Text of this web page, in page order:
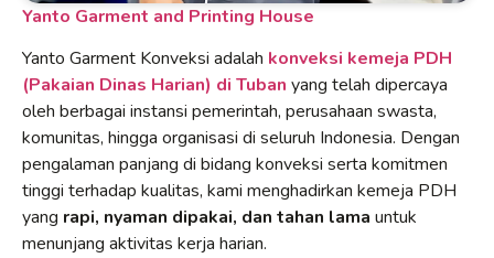
Yanto Garment and Printing House
Yanto Garment Konveksi adalah konveksi kemeja PDH
(Pakaian Dinas Harian) di Tuban yang telah dipercaya
oleh berbagai instansi pemerintah, perusahaan swasta,
komunitas, hingga organisasi di seluruh Indonesia. Dengan
pengalaman panjang di bidang konveksi serta komitmen
tinggi terhadap kualitas, kami menghadirkan kemeja PDH
yang rapi, nyaman dipakai, dan tahan lama untuk
menunjang aktivitas kerja harian.